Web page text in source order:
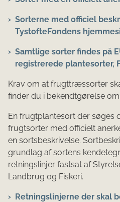
Sorterne med officiel
TystofteFondens
Samtlige sorter findes på
registrerede plantesorter,
Krav om at frugttræssorter
finder du i bekendtgørelse
En frugtplantesort der søges
frugtsorter med officielt
en sortsbeskrivelse.
grundlag af sortens
retningslinjer fastsat af
Landbrug og Fiskeri.
Retningslinjerne der skal